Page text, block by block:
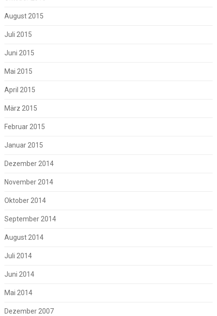
August 2015
Juli 2015
Juni 2015
Mai 2015
April 2015
März 2015
Februar 2015
Januar 2015
Dezember 2014
November 2014
Oktober 2014
September 2014
August 2014
Juli 2014
Juni 2014
Mai 2014
Dezember 2007